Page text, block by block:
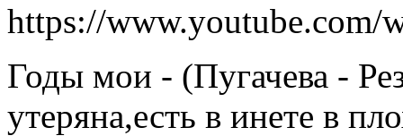
https://
Годы мои - (Пугачева -
утеряна,есть в инете в